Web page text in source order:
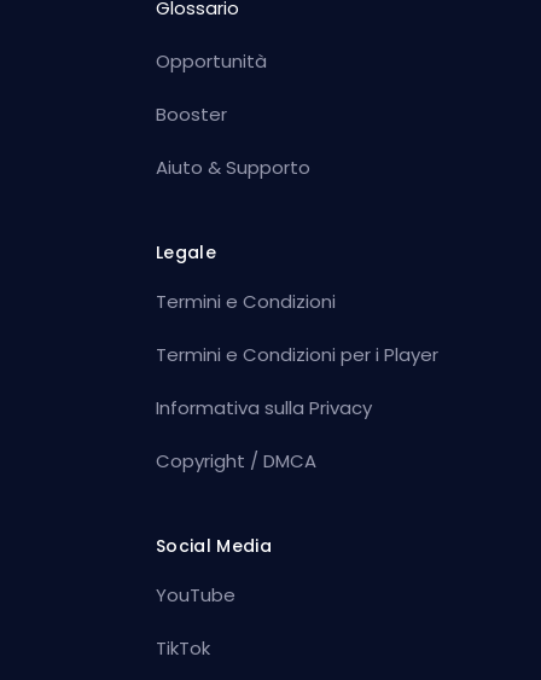
Glossario
Opportunità
Booster
Aiuto & Supporto
Legale
Termini e Condizioni
Termini e Condizioni per i Player
Informativa sulla Privacy
Copyright / DMCA
Social Media
YouTube
TikTok